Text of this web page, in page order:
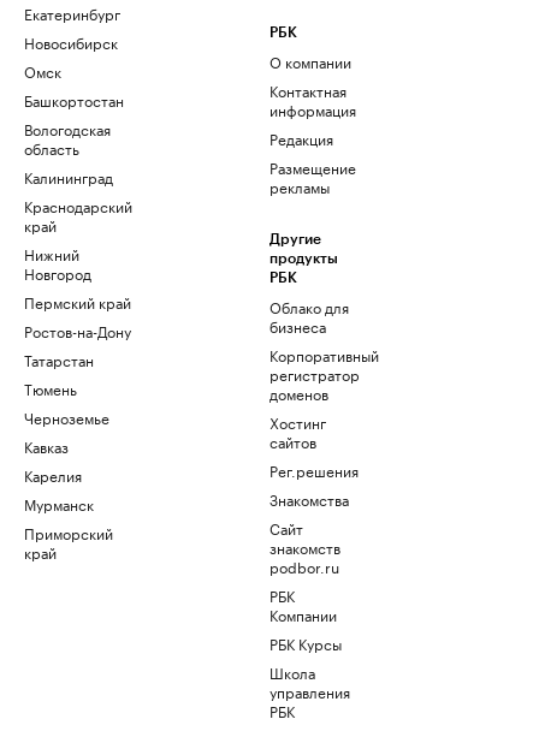
Екатеринбург
Новосибирск
Омск
Башкортостан
Вологодская
область
Калининград
Краснодарский
край
Нижний
Новгород
Пермский край
Ростов-на-Дону
Татарстан
Тюмень
Черноземье
Кавказ
Карелия
Мурманск
Приморский
край
РБК
О компании
Контактная
информация
Редакция
Размещение
рекламы
Другие
продукты
РБК
Облако для
бизнеса
Корпоративный
регистратор
доменов
Хостинг
сайтов
Рег.решения
Знакомства
Сайт
знакомств
podbor.ru
РБК
Компании
РБК Курсы
Школа
управления
РБК